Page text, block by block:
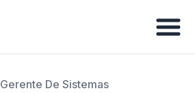
Gerente De Sistemas